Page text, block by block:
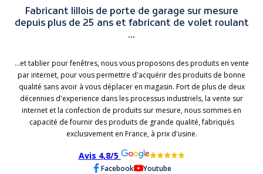
Fabricant lillois de porte de garage sur mesure
depuis plus de 25 ans et fabricant de volet roulant
...
...et tablier pour fenêtres, nous vous proposons des produits en vente
par internet, pour vous permettre d'acquérir des produits de bonne
qualité sans avoir à vous déplacer en magasin. Fort de plus de deux
décennies d'experience dans les processus industriels, la vente sur
internet et la confection de produits sur mesure, nous sommes en
capacité de fournir des produits de grande qualité, fabriqués
exclusivement en France, à prix d'usine.
Avis 4,8/5
Facebook Youtube